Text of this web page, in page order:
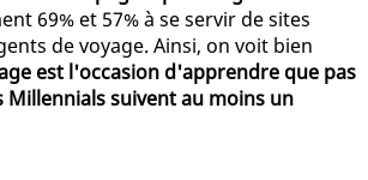
69% et 57% à se servir de sites
de voyage. Ainsi, on voit bien
est l'occasion d'apprendre que pas
Millennials suivent au moins un